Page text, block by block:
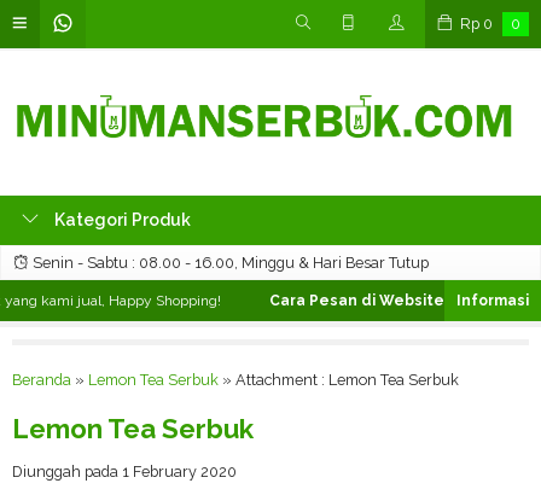
Rp 0 0
Kategori Produk
Senin - Sabtu : 08.00 - 16.00, Minggu & Hari Besar Tutup
kami jual, Happy Shopping! Cara Pesan di Website ❯ Silahkan
Beranda » Lemon Tea Serbuk » Attachment : Lemon Tea Serbuk
Lemon Tea Serbuk
Diunggah pada 1 February 2020